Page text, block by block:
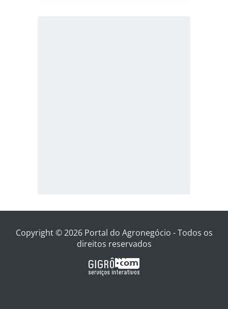
Copyright © 2026 Portal do Agronegócio - Todos os
direitos reservados